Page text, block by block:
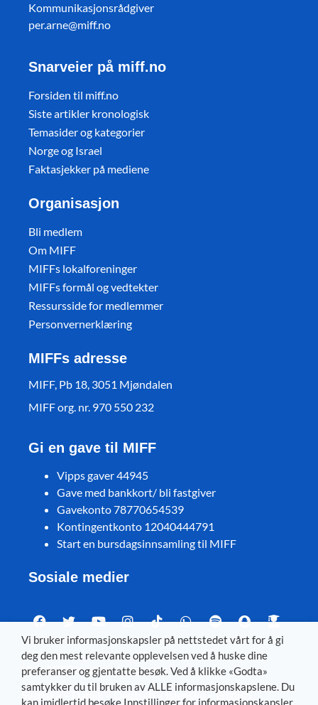
Kommunikasjonsrådgiver
per.arne@miff.no
Snarveier på miff.no
Forsiden til miff.no
Siste artikler kronologisk
Temasider og kategorier
Norge og Israel
Faktasjekker på mediene
Organisasjon
Bli medlem
Om MIFF
MIFFs lokalforeninger
MIFFs formål og vedtekter
Ressursside for medlemmer
Personvernerklæring
MIFFs adresse
MIFF, Pb 18, 3051 Mjøndalen
MIFF org. nr. 970 550 232
Gi en gave til MIFF
Vipps gaver 44945
Gave med bankkort/ bli fastgiver
Gavekonto 78770654539
Kontingentkonto 12040444791
Start en bursdagsinnsamling til MIFF
Sosiale medier
Visit MIFF in other languages
Svenska– Dansk–Deutsch–Íslenska–English
Vi bruker informasjonskapsler på nettstedet vårt for å gi
deg den mest relevante opplevelsen ved å huske dine
preferanser og gjentatte besøk. Ved å klikke «Godta»
samtykker du til bruken av ALLE informasjonskapslene. Du
kan imidlertid besøke Innstillinger for informasjonskapsler